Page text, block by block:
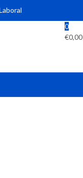
0
€0,00